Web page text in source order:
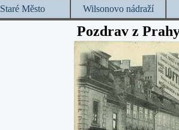
Staré Město Wilsonovo nádraží
Pozdrav z